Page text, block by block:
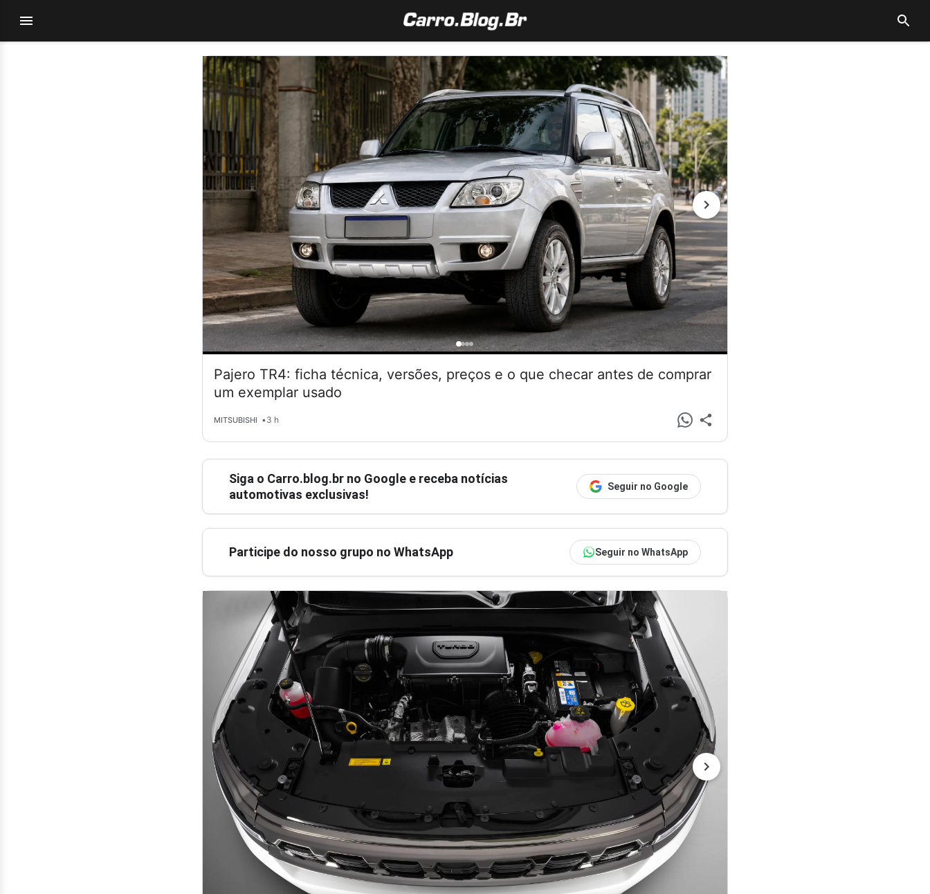
Pajero TR4: ficha técnica, versões, preços e o que checar antes de comprar
um exemplar usado
MITSUBISHI •3 h
Siga o Carro.blog.br no Google e receba notícias
automotivas exclusivas!
Seguir no Google
Participe do nosso grupo no WhatsApp Seguir no WhatsApp